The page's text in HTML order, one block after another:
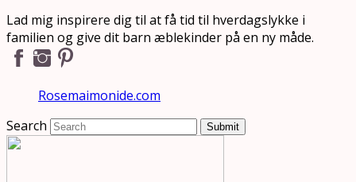
Lad mig inspirere dig til at få tid til hverdagslykke i
familien og give dit barn æblekinder på en ny måde.
Rosemaimonide.com
Search
Submit